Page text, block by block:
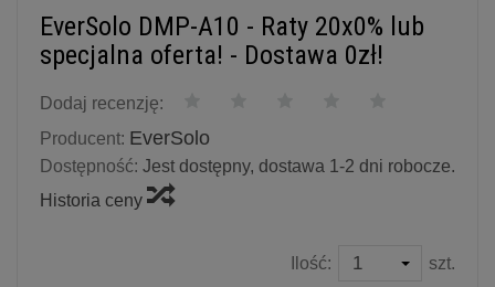
EverSolo DMP-A10 - Raty 20x0% lub
specjalna oferta! - Dostawa 0zł!
Dodaj recenzję:
Producent: EverSolo
Dostępność: Jest dostępny, dostawa 1-2 dni robocze.
Historia ceny
Ilość: szt.